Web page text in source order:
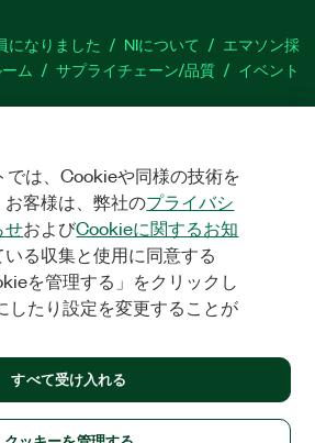
になりました NIについて
エマソン採
ム サプライチェーン/品質 イベント
化 サポートリクエスト
サイトに関
Twitter
CORP. ALL RIGHTS RESERVED.
では、Cookieや同様の技術を
客様は、弊社のプライバシ
せおよびCookieに関するお知
る収集と使用に同意する
を管理する」をクリックし
したり設定を変更することが
すべて受け入れる